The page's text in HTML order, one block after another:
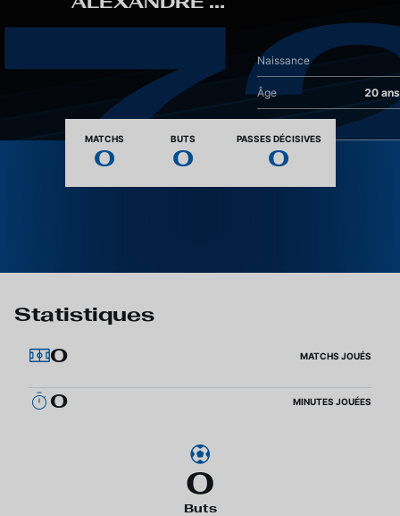
Naissance
Âge 20 ans
MATCHS
0
BUTS
0
PASSES DÉCISIVES
0
Statistiques
0
MATCHS JOUÉS
0 MINUTES JOUÉES
0
Buts